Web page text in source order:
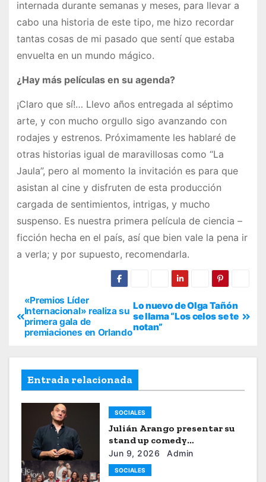
internada durante semanas y meses, para llevar a
cabo una historia de este tipo, me hizo recordar
tantas cosas de mi pasado que sentí que estaba
envuelta en un mundo mágico.
¿Hay más películas en su agenda?
¡Claro que sí!… Llevo años entregada al séptimo
arte, y con mucho orgullo sigo avanzando con
rodajes y estrenos. Próximamente les hablaré de
otras historias igual de maravillosas como “La
Jaula”, pero al momento la invitación es para que
asistan al cine y disfruten de esta producción
cargada de sentimientos, intrigas, y mucho
suspenso. Es nuestra primera película de ciencia –
ficción hecha en el país, así que bien vale la pena ir
a verla; y por supuesto, recomendarla.
Lo nuevo de Olga Tañón
se llama “Los celos se te
notan”
«Premios Líder
Internacional» realiza su
primera gala de
premiaciones en Orlando
Entrada relacionada
SOCIALES
Julián Arango presentar su
stand up comedy
“Julianchou”
Jun 9, 2026 Admin
SOCIALES